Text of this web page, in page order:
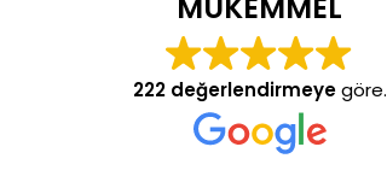
MÜKEMMEL
222 değerlendirmeyegöre.